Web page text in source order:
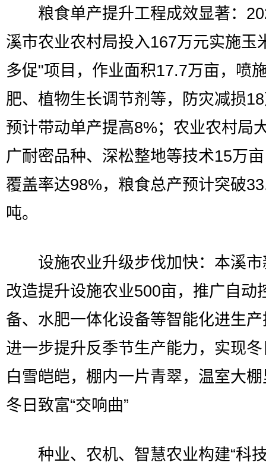
粮食单产提升工程成效显著：
溪市农业农村局投入167万元实施玉
多促"项目，作业面积17.7万亩，喷
肥、植物生长调节剂等，防灾减损
预计带动单产提高8%；农业农村局
广耐密品种、深松整地等技术15万
覆盖率达98%，粮食总产预计突破
吨。
设施农业升级步伐加快：本溪市
改造提升设施农业500亩，推广自动
备、水肥一体化设备等智能化进生
进一步提升反季节生产能力，实现
白雪皑皑，棚内一片青翠，温室大
冬日致富“交响曲”
种业、农机、智慧农业构建“科